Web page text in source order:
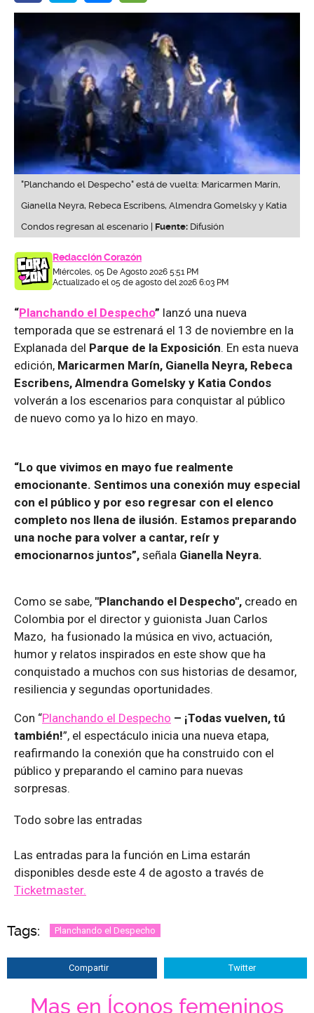
"Planchando el Despecho" está de vuelta: Maricarmen Marín,
Gianella Neyra, Rebeca Escribens, Almendra Gomelsky y Katia
Condos regresan al escenario | Fuente: Difusión
Redacción Corazón
Miércoles, 05 De Agosto 2026 5:51 PM
Actualizado el 05 de agosto del 2026 6:03 PM
“Planchando el Despecho” lanzó una nueva
temporada que se estrenará el 13 de noviembre en la
Explanada del Parque de la Exposición. En esta nueva
edición, Maricarmen Marín, Gianella Neyra, Rebeca
Escribens, Almendra Gomelsky y Katia Condos
volverán a los escenarios para conquistar al público
de nuevo como ya lo hizo en mayo.
“Lo que vivimos en mayo fue realmente
emocionante. Sentimos una conexión muy especial
con el público y por eso regresar con el elenco
completo nos llena de ilusión. Estamos preparando
una noche para volver a cantar, reír y
emocionarnos juntos”, señala Gianella Neyra.
Como se sabe, "Planchando el Despecho", creado en
Colombia por el director y guionista Juan Carlos
Mazo, ha fusionado la música en vivo, actuación,
humor y relatos inspirados en este show que ha
conquistado a muchos con sus historias de desamor,
resiliencia y segundas oportunidades.
Con “Planchando el Despecho – ¡Todas vuelven, tú
también!”, el espectáculo inicia una nueva etapa,
reafirmando la conexión que ha construido con el
público y preparando el camino para nuevas
sorpresas.
Todo sobre las entradas
Las entradas para la función en Lima estarán
disponibles desde este 4 de agosto a través de
Ticketmaster.
Tags: Planchando el Despecho
Compartir Twitter
Mas en Íconos femeninos